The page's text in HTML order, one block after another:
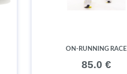
ON-RUNNING RACE
85.0 €